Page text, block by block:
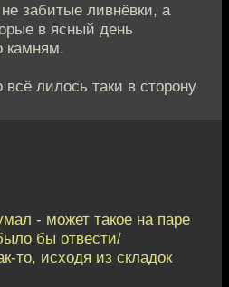
забитые ливнёвки, а
в ясный день
камням.
лилось таки в сторону
- может такое на паре
бы отвести/
то, исходя из складок